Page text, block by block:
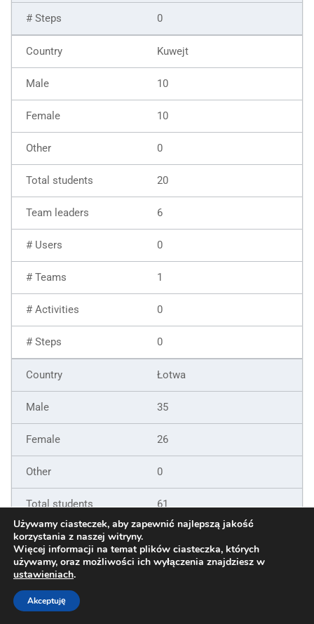
0
Kuwejt
10
10
0
20
6
0
1
0
0
Łotwa
35
26
0
61
6
Używamy ciasteczek, aby zapewnić najlepszą jakość
korzystania z naszej witryny.
Więcej informacji na temat plików ciasteczka, których
używamy, oraz możliwości ich wyłączenia znajdziesz w
ustawieniach.
Akceptuję